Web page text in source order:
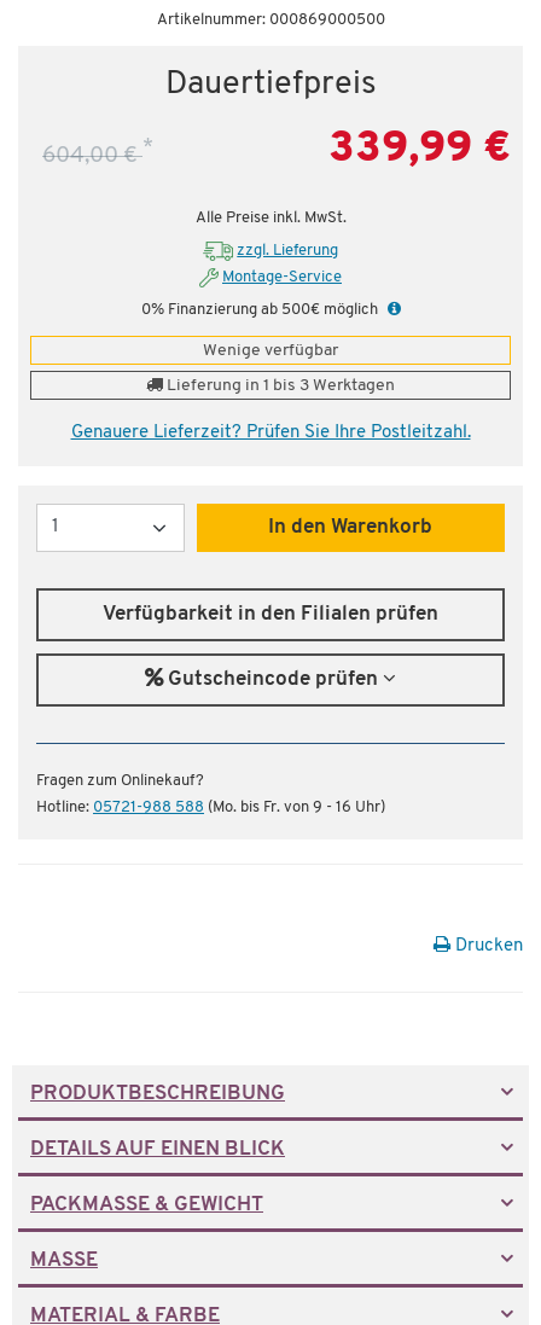
Artikelnummer: 000869000500
Dauertiefpreis
604,00 €* 339,99 €
Alle Preise inkl. MwSt.
zzgl. Lieferung
Montage-Service
0% Finanzierung ab 500€ möglich
Wenige verfügbar
Lieferung in 1 bis 3 Werktagen
Genauere Lieferzeit? Prüfen Sie Ihre Postleitzahl.
Menge
In den Warenkorb
Verfügbarkeit in den Filialen prüfen
Gutscheincode prüfen
Fragen zum Onlinekauf?
Hotline: 05721-988 588 (Mo. bis Fr. von 9 - 16 Uhr)
Drucken
PRODUKTBESCHREIBUNG
DETAILS AUF EINEN BLICK
PACKMASSE & GEWICHT
MASSE
MATERIAL & FARBE